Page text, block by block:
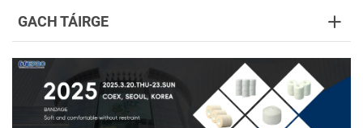
GACH TÁIRGE